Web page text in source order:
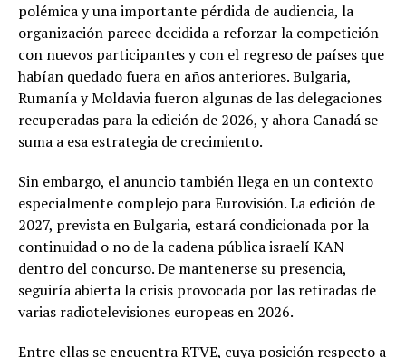
polémica y una importante pérdida de audiencia, la
organización parece decidida a reforzar la competición
con nuevos participantes y con el regreso de países que
habían quedado fuera en años anteriores. Bulgaria,
Rumanía y Moldavia fueron algunas de las delegaciones
recuperadas para la edición de 2026, y ahora Canadá se
suma a esa estrategia de crecimiento.
Sin embargo, el anuncio también llega en un contexto
especialmente complejo para Eurovisión. La edición de
2027, prevista en Bulgaria, estará condicionada por la
continuidad o no de la cadena pública israelí KAN
dentro del concurso. De mantenerse su presencia,
seguiría abierta la crisis provocada por las retiradas de
varias radiotelevisiones europeas en 2026.
Entre ellas se encuentra RTVE, cuya posición respecto a